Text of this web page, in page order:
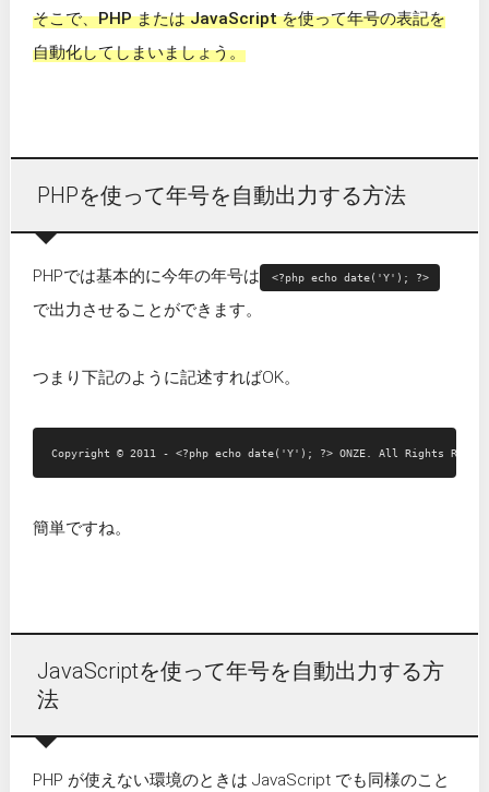
そこで、PHP または JavaScript を使って年号の表記を
自動化してしまいましょう。
PHPを使って年号を自動出力する方法
PHPでは基本的に今年の年号は <?php echo date('Y'); ?>
で出力させることができます。
つまり下記のように記述すればOK。
簡単ですね。
JavaScriptを使って年号を自動出力する方
法
PHP が使えない環境のときは JavaScript でも同様のこと